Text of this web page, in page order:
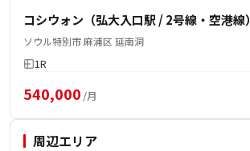
コシウォン（弘大入口駅 / 2号線・空港線）
ソウル特別市 麻浦区 延南洞
1R
540,000 /月
周辺エリア